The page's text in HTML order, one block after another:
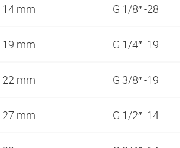
14 mm G 1/8″ -28
19 mm G 1/4″ -19
22 mm G 3/8″ -19
27 mm G 1/2″ -14